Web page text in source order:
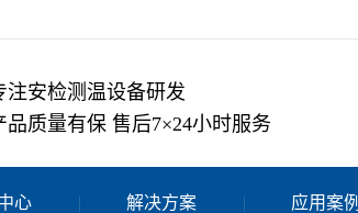
注安检测温设备研发
品质量有保 售后7×24小时服务
心 解决方案 应用案例